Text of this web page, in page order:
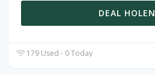
DEAL HOLEN
179 Used - 0 Today